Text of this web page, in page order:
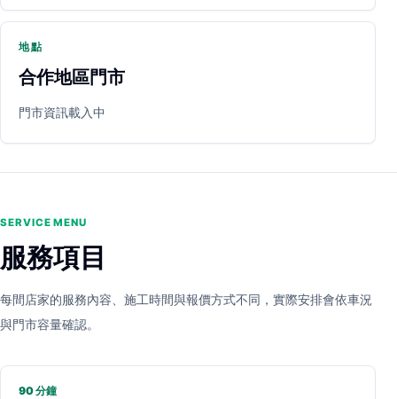
立即預約 開啟地圖 其他店家
地點
合作地區門市
門市資訊載入中
SERVICE MENU
服務項目
每間店家的服務內容、施工時間與報價方式不同，實際安排會依車況
與門市容量確認。
90 分鐘